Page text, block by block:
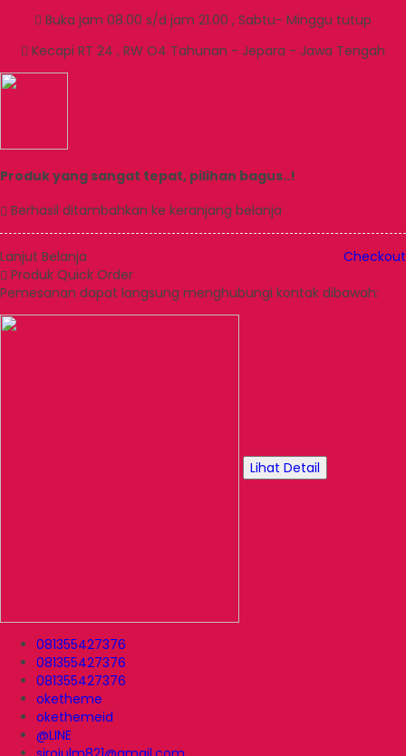
Buka jam 08.00 s/d jam 21.00 , Sabtu- Minggu tutup
Kecapi RT 24 , RW O4 Tahunan - Jepara - Jawa Tengah
Produk yang sangat tepat, pilihan bagus..!
Berhasil ditambahkan ke keranjang belanja
Lanjut Belanja
Checkout
Produk Quick Order
Pemesanan dapat langsung menghubungi kontak dibawah:
Lihat Detail
081355427376
081355427376
081355427376
oketheme
okethemeid
@LINE